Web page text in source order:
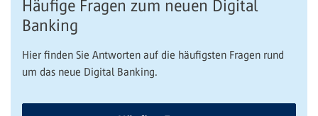
Häufige Fragen zum neuen Digital
Banking
Hier finden Sie Antworten auf die häufigsten Fragen rund
um das neue Digital Banking.